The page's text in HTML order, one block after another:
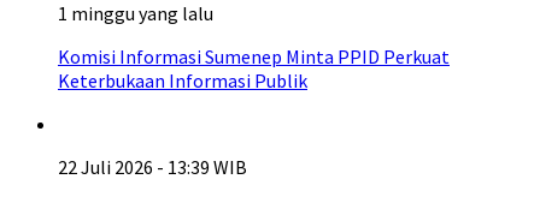
1 minggu yang lalu
Komisi Informasi Sumenep Minta PPID Perkuat
Keterbukaan Informasi Publik
22 Juli 2026 - 13:39 WIB